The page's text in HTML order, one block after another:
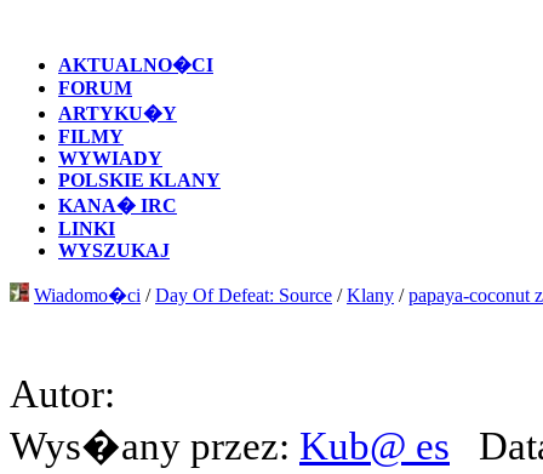
AKTUALNO�CI
FORUM
ARTYKU�Y
FILMY
WYWIADY
POLSKIE KLANY
KANA� IRC
LINKI
WYSZUKAJ
Wiadomo�ci /Day Of Defeat: Source /Klany /papaya-coconut
Autor:
Wys�any przez: Kub@ es